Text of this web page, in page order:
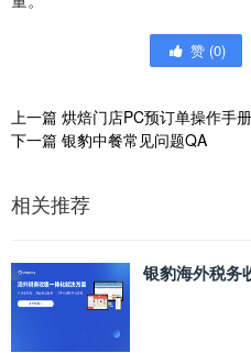
赞 (0)
上一篇 烘焙门店PC预订单操作手册
下一篇 银豹中餐常见问题QA
相关推荐
银豹海外税务